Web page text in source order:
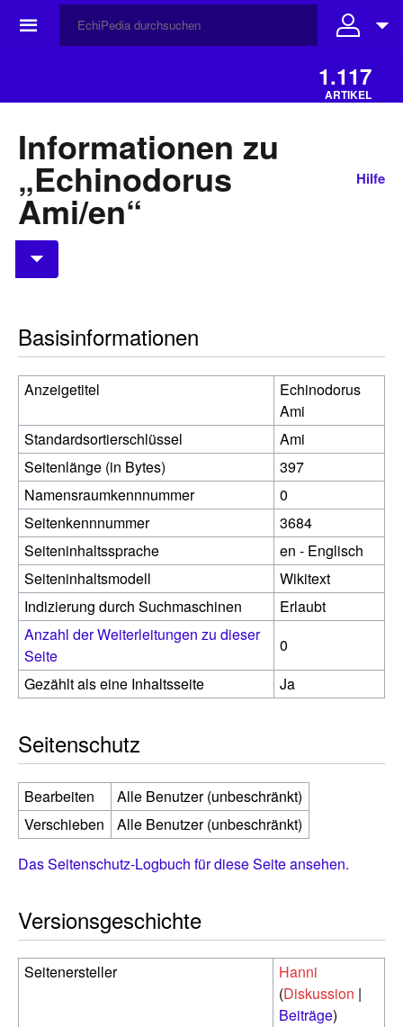
☰
1.117
ARTIKEL
Informationen zu
„Echinodorus
Ami/en“
Hilfe
Basisinformationen
Anzeigetitel
Echinodorus
Ami
Standardsortierschlüssel
Ami
Seitenlänge (in Bytes)
397
Namensraumkennnummer
0
Seitenkennnummer
3684
Seiteninhaltssprache
en - Englisch
Seiteninhaltsmodell
Wikitext
Indizierung durch Suchmaschinen
Erlaubt
Anzahl der Weiterleitungen zu dieser
Seite
0
Gezählt als eine Inhaltsseite
Ja
Seitenschutz
Bearbeiten
Alle Benutzer (unbeschränkt)
Verschieben
Alle Benutzer (unbeschränkt)
Das Seitenschutz-Logbuch für diese Seite ansehen.
Versionsgeschichte
Seitenersteller
Hanni
(Diskussion |
Beiträge)